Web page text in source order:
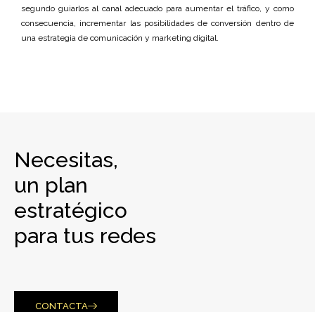
segundo guiarlos al canal adecuado para aumentar el tráfico, y como
consecuencia, incrementar las posibilidades de conversión dentro de
una estrategia de comunicación y marketing digital.
Necesitas,
un plan
estratégico
para tus redes
CONTACTA